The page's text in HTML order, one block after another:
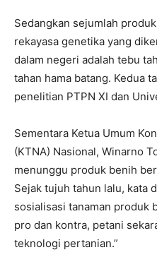
Sedangkan sejumlah
rekayasa genetika yang
dalam negeri adalah tebu
tahan hama batang. Kedua
penelitian PTPN XI dan
Sementara Ketua Umum
(KTNA) Nasional, Winarno
menunggu produk benih
Sejak tujuh tahun lalu, kata
sosialisasi tanaman produk
pro dan kontra, petani
teknologi pertanian.”